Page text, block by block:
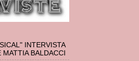
INTERVISTA
BALDACCI